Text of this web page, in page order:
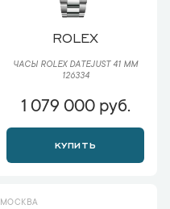
ROLEX
ЧАСЫ ROLEX DATEJUST 41 ММ
126334
1 079 000 руб.
КУПИТЬ
МОСКВА